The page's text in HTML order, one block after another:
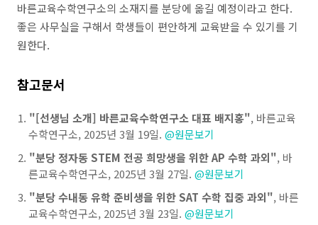
바른교육수학연구소의 소재지를 분당에 옮길 예정이라고 한다.
좋은 사무실을 구해서 학생들이 편안하게 교육받을 수 있기를 기
원한다.
참고문서
"[선생님 소개] 바른교육수학연구소 대표 배지홍", 바른교육
수학연구소, 2025년 3월 19일. @원문보기
"분당 정자동 STEM 전공 희망생을 위한 AP 수학 과외", 바
른교육수학연구소, 2025년 3월 27일. @원문보기
"분당 수내동 유학 준비생을 위한 SAT 수학 집중 과외", 바른
교육수학연구소, 2025년 3월 23일. @원문보기